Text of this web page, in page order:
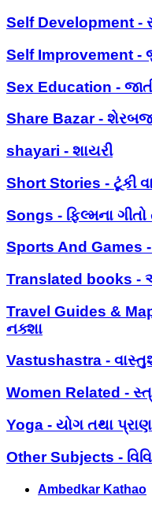
Self Development -
Self Improvement -
Sex Education -
Share Bazar -
shayari - શાયરી
Short Stories - ટૂંકી
Songs - ફિલ્મના ગીતો
Sports And
Translated books -
Travel Guides &
નક્શા
Vastushastra -
Women Related -
Yoga - યોગ તથા
Other Subjects -
Ambedkar Kathao